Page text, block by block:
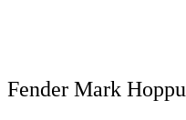
Fender Mark